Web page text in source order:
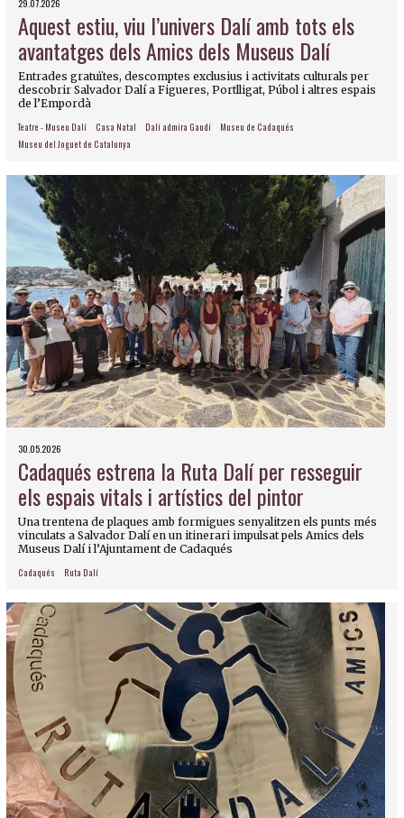
29.07.2026
Aquest estiu, viu l’univers Dalí amb tots els
avantatges dels Amics dels Museus Dalí
Entrades gratuïtes, descomptes exclusius i activitats culturals per
descobrir Salvador Dalí a Figueres, Portlligat, Púbol i altres espais
de l’Empordà
Teatre - Museu Dalí Casa Natal Dalí admira Gaudí
Museu de Cadaqués
Museu del Joguet de Catalunya
30.05.2026
Cadaqués estrena la Ruta Dalí per resseguir
els espais vitals i artístics del pintor
Una trentena de plaques amb formigues senyalitzen els punts més
vinculats a Salvador Dalí en un itinerari impulsat pels Amics dels
Museus Dalí i l’Ajuntament de Cadaqués
Cadaqués Ruta Dalí